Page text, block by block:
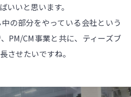
いいと思います。
の部分をやっている会社という
PM/CM事業と共に、ティーズブ
させたいですね。